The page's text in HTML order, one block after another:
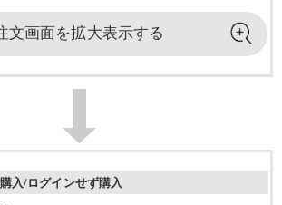
文画面を拡大表示する
入/ログインせず購入